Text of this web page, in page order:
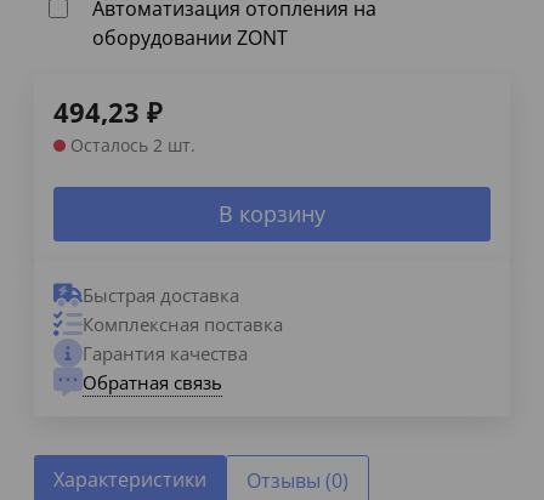
Автоматизация отопления на
оборудовании ZONT
494,23 ₽
Осталось 2 шт.
В корзину
Быстрая доставка
Комплексная поставка
Гарантия качества
Обратная связь
Характеристики Отзывы (0)